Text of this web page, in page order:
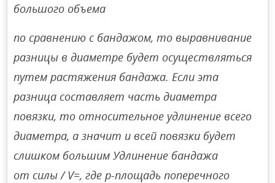
большого объема
по сравнению с бандажом, то выравнивание
разницы в диаметре будет осуществляться
путем растяжения бандажа. Если эта
разница составляет часть диаметра
повязки, то относительное удлинение всего
диаметра, а значит и всей повязки будет
слишком большим Удлинение бандажа
от силы / V=, где p-площадь поперечного